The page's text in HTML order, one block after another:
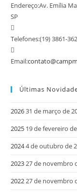
Endereço:Av. Emília
SP
Telefones:(19) 3861-
Email:
Últimas
202631 de março de
2025 19 de fevereiro
20244 de outubro de
202327 de novembro
202227 de novembro